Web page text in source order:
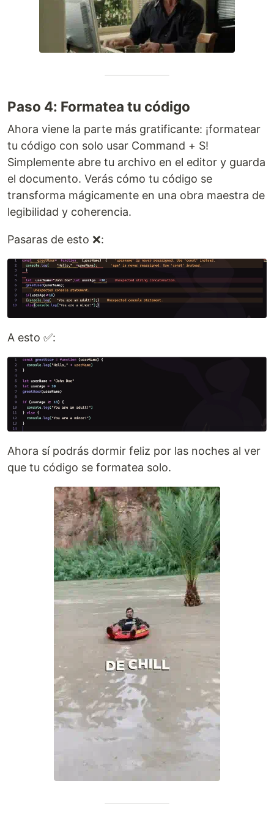
Paso 4: Formatea tu código
Ahora viene la parte más gratificante: ¡formatear
tu código con solo usar Command + S!
Simplemente abre tu archivo en el editor y guarda
el documento. Verás cómo tu código se
transforma mágicamente en una obra maestra de
legibilidad y coherencia.
Pasaras de esto ❌:
A esto ✅:
Ahora sí podrás dormir feliz por las noches al ver
que tu código se formatea solo.